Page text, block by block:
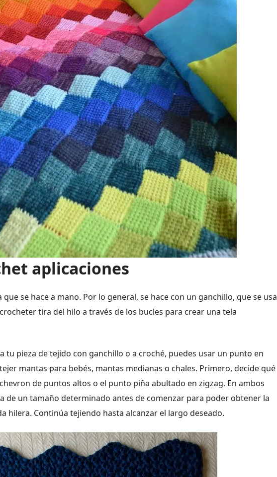
aplicaciones
se hace a mano. Por lo general, se hace con un ganchillo, que se usa
tira del hilo a través de los bucles para crear una tela
tu pieza de tejido con ganchillo o a croché, puedes usar un punto en
mantas para bebés, mantas medianas o chales. Primero, decide qué
de puntos altos o el punto piña abultado en zigzag. En ambos
de un tamaño determinado antes de comenzar para poder obtener la
hilera. Continúa tejiendo hasta alcanzar el largo deseado.